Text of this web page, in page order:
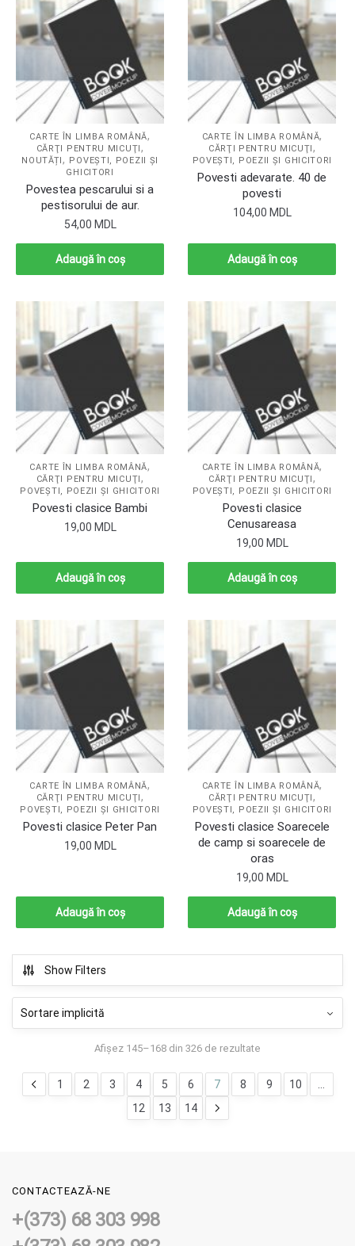
CARTE ÎN LIMBA ROMÂNĂ,
CĂRŢI PENTRU MICUŢI,
NOUTĂȚI, POVEŞTI, POEZII ŞI
GHICITORI
Povestea pescarului si a
pestisorului de aur.
54,00 MDL
Adaugă în coș
CARTE ÎN LIMBA ROMÂNĂ,
CĂRŢI PENTRU MICUŢI,
POVEŞTI, POEZII ŞI GHICITORI
Povesti adevarate. 40 de
povesti
104,00 MDL
Adaugă în coș
CARTE ÎN LIMBA ROMÂNĂ,
CĂRŢI PENTRU MICUŢI,
POVEŞTI, POEZII ŞI GHICITORI
Povesti clasice Bambi
19,00 MDL
Adaugă în coș
CARTE ÎN LIMBA ROMÂNĂ,
CĂRŢI PENTRU MICUŢI,
POVEŞTI, POEZII ŞI GHICITORI
Povesti clasice
Cenusareasa
19,00 MDL
Adaugă în coș
CARTE ÎN LIMBA ROMÂNĂ,
CĂRŢI PENTRU MICUŢI,
POVEŞTI, POEZII ŞI GHICITORI
Povesti clasice Peter Pan
19,00 MDL
Adaugă în coș
CARTE ÎN LIMBA ROMÂNĂ,
CĂRŢI PENTRU MICUŢI,
POVEŞTI, POEZII ŞI GHICITORI
Povesti clasice Soarecele
de camp si soarecele de
oras
19,00 MDL
Adaugă în coș
Show Filters
Afișez 145–168 din 326 de rezultate
1 2 3 4 5 6 7 8 9 10
12
13 14
CONTACTEAZĂ-NE
+(373) 68 303 998